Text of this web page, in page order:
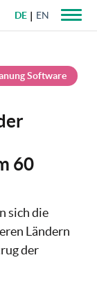
DE EN
Software
60
sich die
Ländern
der